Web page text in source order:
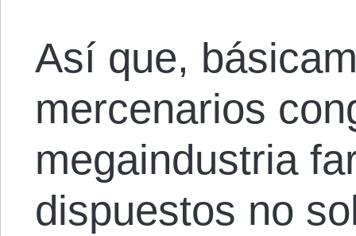
Así que,
mercenarios
megaindustria
dispuestos no